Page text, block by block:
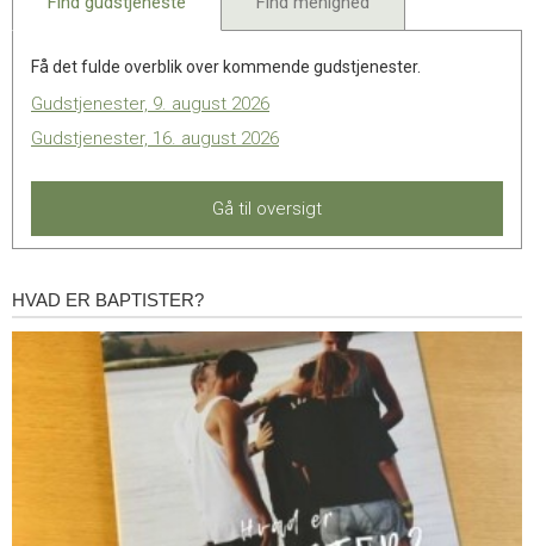
Få det fulde overblik over kommende gudstjenester.
Gudstjenester, 9. august 2026
Gudstjenester, 16. august 2026
Gå til oversigt
Hvad
er
HVAD ER BAPTISTER?